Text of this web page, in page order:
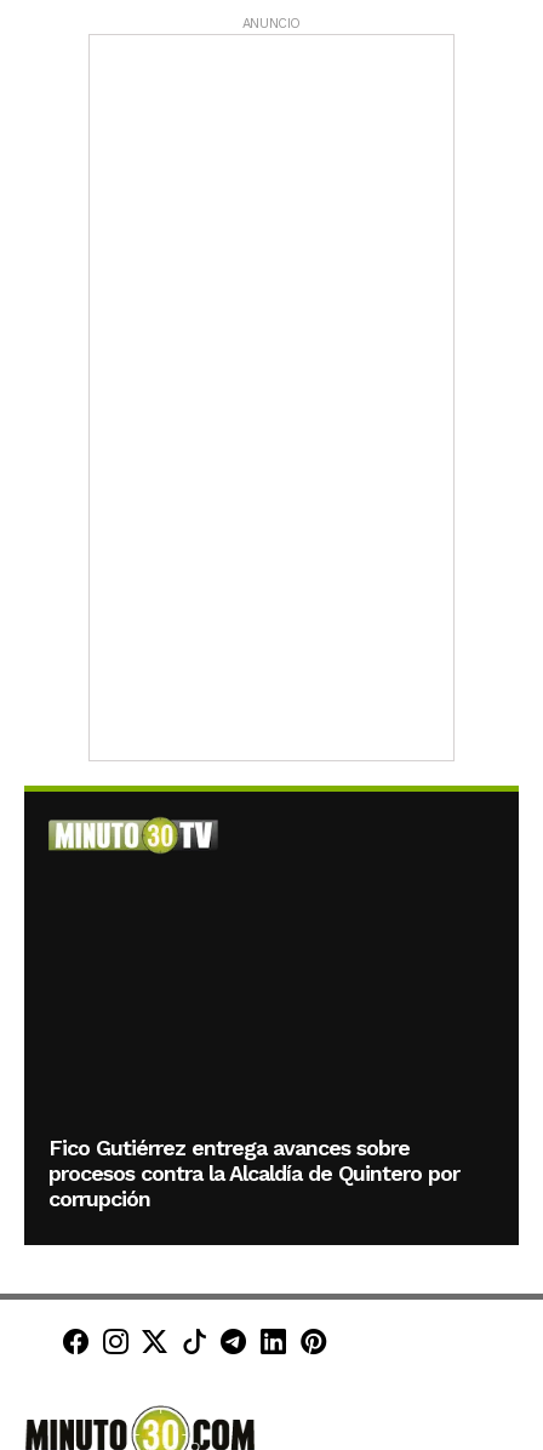
ANUNCIO
Fico Gutiérrez entrega avances sobre
procesos contra la Alcaldía de Quintero por
corrupción
Minuto30 en Facebook
Minuto30 en Instagram
Minuto30 en X (Twitter)
Minuto30 en TikTok
Canal de Minuto30 en
Minuto30 en LinkedIn
Minuto30 en